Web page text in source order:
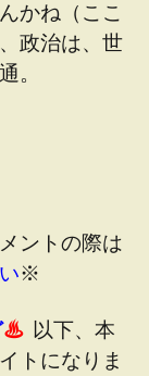
かね（ここ
政治は、世
。
ントの際は
※
♨ 以下、本
トになりま